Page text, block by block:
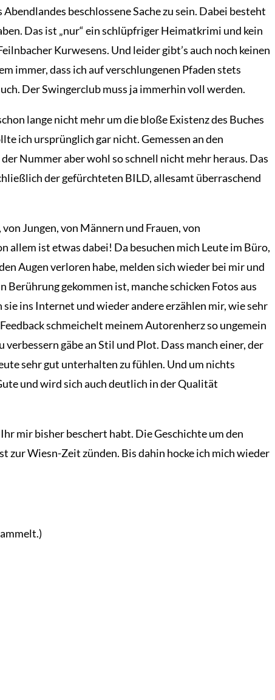
beschlossene Sache zu sein. Dabei besteht
Das ist „nur“ ein schlüpfriger Heimatkrimi und kein
Kurwesens. Und leider gibt’s auch noch keinen
immer, dass ich auf verschlungenen Pfaden stets
Der Swingerclub muss ja immerhin voll werden.
lange nicht mehr um die bloße Existenz des Buches
ich ursprünglich gar nicht. Gemessen an den
Nummer aber wohl so schnell nicht mehr heraus. Das
der gefürchteten BILD, allesamt überraschend
Jungen, von Männern und Frauen, von
ist etwas dabei! Da besuchen mich Leute im Büro,
Augen verloren habe, melden sich wieder bei mir und
gekommen ist, manche schicken Fotos aus
ins Internet und wieder andere erzählen mir, wie sehr
schmeichelt meinem Autorenherz so ungemein
gäbe an Stil und Plot. Dass manch einer, der
sehr gut unterhalten zu fühlen. Und um nichts
und wird sich auch deutlich in der Qualität
mir bisher beschert habt. Die Geschichte um den
zur Wiesn-Zeit zünden. Bis dahin hocke ich mich wieder